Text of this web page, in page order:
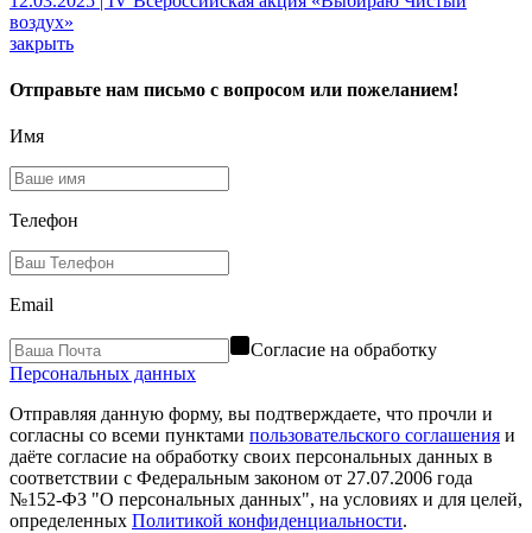
воздух»
закрыть
Отправьте нам письмо с вопросом или пожеланием!
Имя
Телефон
Email
Согласие на обработку
Персональных данных
Отправляя данную форму, вы подтверждаете, что прочли и
согласны со всеми пунктами пользовательского соглашения и
даёте согласие на обработку своих персональных данных в
соответствии с Федеральным законом от 27.07.2006 года
№152-ФЗ "О персональных данных", на условиях и для целей,
определенных Политикой конфиденциальности.